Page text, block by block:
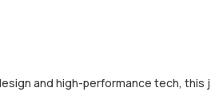
and high-performance tech,